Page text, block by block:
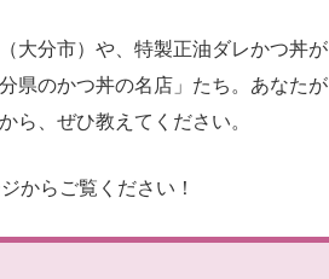
（大分市）や、特製正油ダレかつ丼が
県のかつ丼の名店」たち。あなたが
ら、ぜひ教えてください。
からご覧ください！